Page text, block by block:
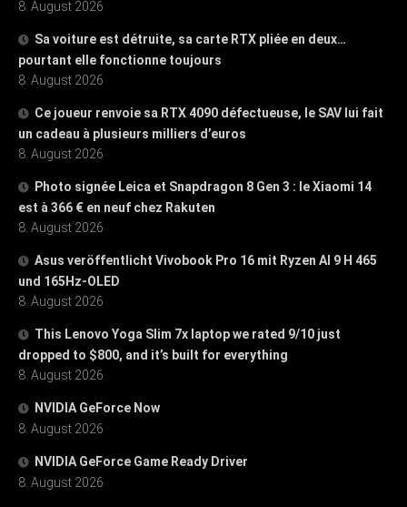
8. August 2026
Sa voiture est détruite, sa carte RTX pliée en deux…
pourtant elle fonctionne toujours
8. August 2026
Ce joueur renvoie sa RTX 4090 défectueuse, le SAV lui fait
un cadeau à plusieurs milliers d’euros
8. August 2026
Photo signée Leica et Snapdragon 8 Gen 3 : le Xiaomi 14
est à 366 € en neuf chez Rakuten
8. August 2026
Asus veröffentlicht Vivobook Pro 16 mit Ryzen AI 9 H 465
und 165Hz-OLED
8. August 2026
This Lenovo Yoga Slim 7x laptop we rated 9/10 just
dropped to $800, and it’s built for everything
8. August 2026
NVIDIA GeForce Now
8. August 2026
NVIDIA GeForce Game Ready Driver
8. August 2026